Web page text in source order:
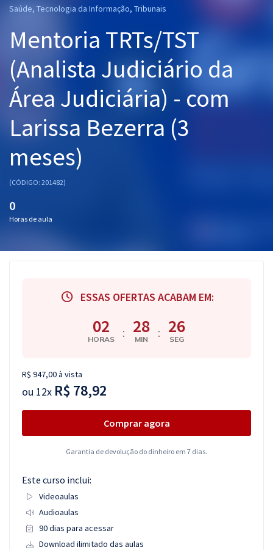
Pós
Graduação
OAB
Mentorias
Questões grátis
Conteúdo gratuito
Saúde, Tecnologia da Informação, Tribunais
Mentoria TRTs/TST
(Analista Judiciário da
Área Judiciária) - com
Larissa Bezerra (3
meses)
(CÓDIGO: 201482)
0
Horas de aula
ESSAS OFERTAS ACABAM EM:
02
HORAS : 28
MIN : 25
SEG
R$ 947,00 à vista
ou 12x R$ 78,92
Comprar agora
Garantia de devolução do dinheiro em 7 dias.
Este curso inclui:
Videoaulas
Audioaulas
90 dias para acessar
Download ilimitado das aulas